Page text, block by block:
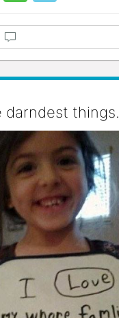
darndest things.